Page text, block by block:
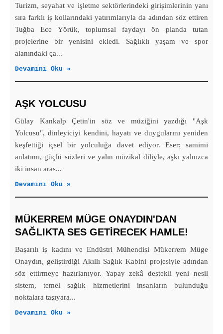
Turizm, seyahat ve işletme sektörlerindeki girişimlerinin yanı
sıra farklı iş kollarındaki yatırımlarıyla da adından söz ettiren
Tuğba Ece Yörük, toplumsal faydayı ön planda tutan
projelerine bir yenisini ekledi. Sağlıklı yaşam ve spor
alanındaki ça...
Devamını Oku »
AŞK YOLCUSU
Gülay Kankalp Çetin'in söz ve müziğini yazdığı "Aşk
Yolcusu", dinleyiciyi kendini, hayatı ve duygularını yeniden
keşfettiği içsel bir yolculuğa davet ediyor. Eser; samimi
anlatımı, güçlü sözleri ve yalın müzikal diliyle, aşkı yalnızca
iki insan aras...
Devamını Oku »
MÜKERREM MÜGE ONAYDIN'DAN
SAĞLIKTA SES GETİRECEK HAMLE!
Başarılı iş kadını ve Endüstri Mühendisi Mükerrem Müge
Onaydın, geliştirdiği Akıllı Sağlık Kabini projesiyle adından
söz ettirmeye hazırlanıyor. Yapay zekâ destekli yeni nesil
sistem, temel sağlık hizmetlerini insanların bulunduğu
noktalara taşıyara...
Devamını Oku »